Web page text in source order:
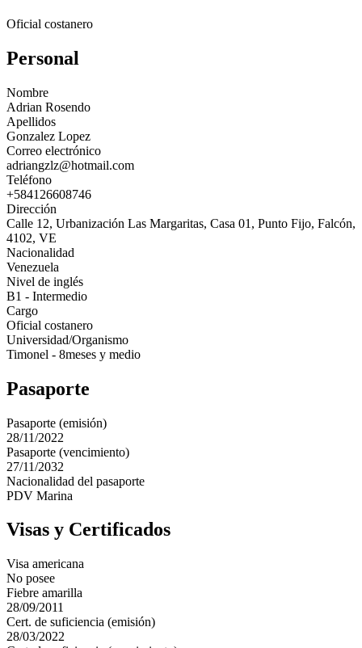
Oficial costanero
Personal
Nombre
Adrian Rosendo
Apellidos
Gonzalez Lopez
Correo electrónico
adriangzlz@hotmail.com
Teléfono
+584126608746
Dirección
Calle 12, Urbanización Las Margaritas, Casa 01, Punto Fijo, Falcón,
4102, VE
Nacionalidad
Venezuela
Nivel de inglés
B1 - Intermedio
Cargo
Oficial costanero
Universidad/Organismo
Timonel - 8meses y medio
Pasaporte
Pasaporte (emisión)
28/11/2022
Pasaporte (vencimiento)
27/11/2032
Nacionalidad del pasaporte
PDV Marina
Visas y Certificados
Visa americana
No posee
Fiebre amarilla
28/09/2011
Cert. de suficiencia (emisión)
28/03/2022